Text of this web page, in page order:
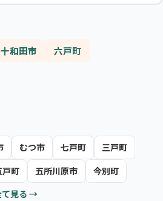
十和田市
六戸町
むつ市 七戸町
三戸町
戸町 五所川原市
今別町
て見る →